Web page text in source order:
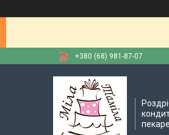
+380 (68) 981-87-07